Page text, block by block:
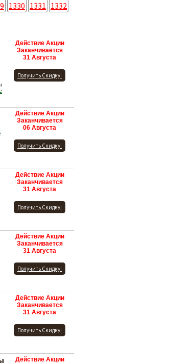
1330 1331 1332
Действие Акции
Заканчивается
31 Августа
Получить Скидку!
Действие Акции
Заканчивается
06 Августа
Получить Скидку!
Действие Акции
Заканчивается
31 Августа
Получить Скидку!
Действие Акции
Заканчивается
31 Августа
Получить Скидку!
Действие Акции
Заканчивается
31 Августа
Получить Скидку!
Действие Акции